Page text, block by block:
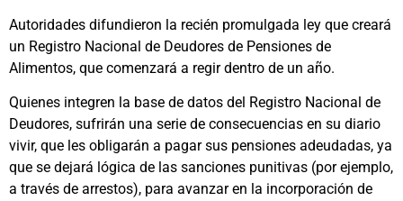
Autoridades difundieron la recién promulgada ley que creará
un Registro Nacional de Deudores de Pensiones de
Alimentos, que comenzará a regir dentro de un año.
Quienes integren la base de datos del Registro Nacional de
Deudores, sufrirán una serie de consecuencias en su diario
vivir, que les obligarán a pagar sus pensiones adeudadas, ya
que se dejará lógica de las sanciones punitivas (por ejemplo,
a través de arrestos), para avanzar en la incorporación de